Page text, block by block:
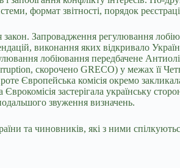
формат звітності, порядок
Запровадження регулювання
виконання яких відкривало
лобіювання передбачене
скорочено GRECO) у межах її
Європейська комісія окремо
застерігала українську
звуження визначень.